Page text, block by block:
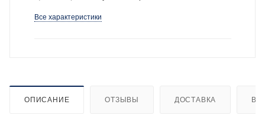
Все характеристики
ОПИСАНИЕ ОТЗЫВЫ ДОСТАВКА